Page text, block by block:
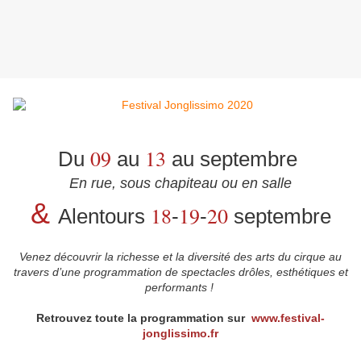
Du 09 au 13 au septembre
En rue, sous chapiteau ou en salle
& Alentours 18-19-20 septembre
Venez découvrir la richesse et la diversité des arts du cirque au
travers d’une programmation de spectacles drôles, esthétiques et
performants !
Retrouvez toute la programmation sur www.festival-
jonglissimo.fr